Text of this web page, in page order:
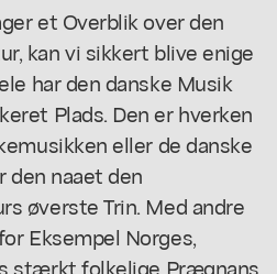
et Overblik over den
kan vi sikkert blive enige
har den danske Musik
Plads. Den er hverken
eller de danske
den naaet den
øverste Trin. Med andre
Eksempel Norges,
stærkt folkelige Prægnans